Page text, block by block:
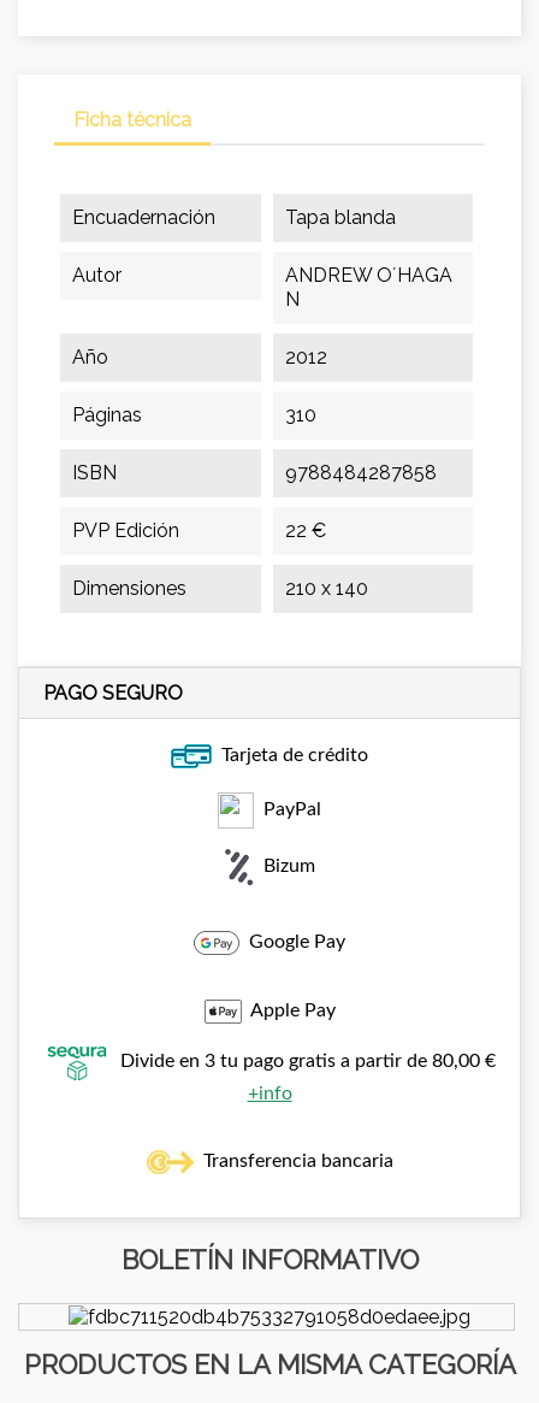
Ficha técnica
Encuadernación Tapa blanda
Autor
ANDREW O´HAGA
N
Año 2012
Páginas 310
ISBN 9788484287858
PVP Edición 22 €
Dimensiones 210 x 140
PAGO SEGURO
Tarjeta de crédito
PayPal
Bizum
Google Pay
Apple Pay
Divide en 3 tu pago gratis a partir de 80,00 €
+info
Transferencia bancaria
BOLETÍN INFORMATIVO
PRODUCTOS EN LA MISMA CATEGORÍA